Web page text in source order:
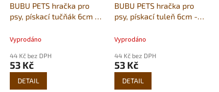
BUBU PETS hračka pro
psy, pískací tučňák 6cm -
Vyprodáno
44 Kč bez DPH
53 Kč
DETAIL
BUBU PETS hračka pro
psy, pískací tuleň 6cm -
Vyprodáno
44 Kč bez DPH
53 Kč
DETAIL